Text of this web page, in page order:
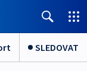
SLEDOVAT